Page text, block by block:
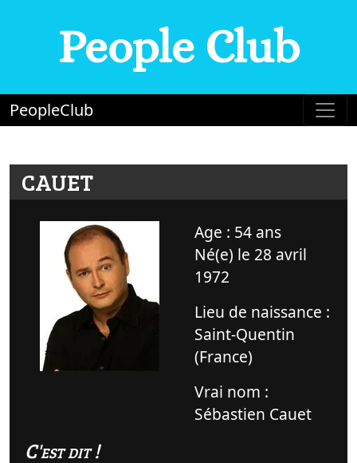
People Club
PeopleClub
CAUET
Age : 54 ans
Né(e) le 28 avril
1972
Lieu de naissance :
Saint-Quentin
(France)
Vrai nom :
Sébastien Cauet
C'est dit !